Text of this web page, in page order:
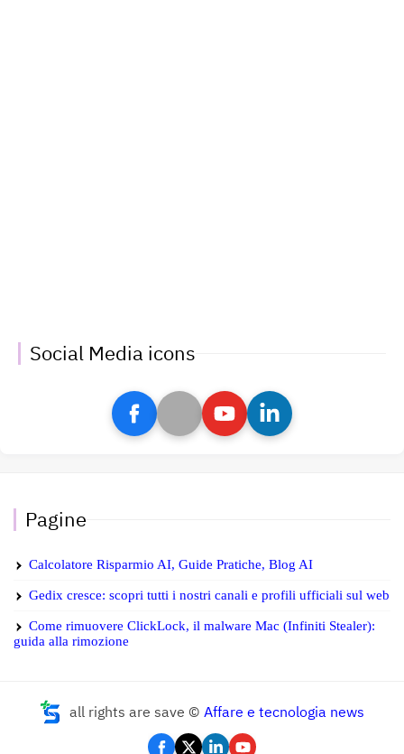
Social Media icons
Pagine
Calcolatore Risparmio AI, Guide Pratiche, Blog AI
Gedix cresce: scopri tutti i nostri canali e profili ufficiali sul web
Come rimuovere ClickLock, il malware Mac (Infiniti Stealer):
guida alla rimozione
all rights are save © Affare e tecnologia news